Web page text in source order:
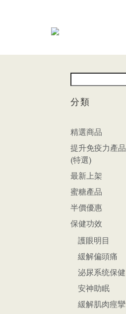
分類
精選商品
提升免疫力產品
(特選)
最新上架
蜜糖產品
半價優惠
保健功效
護眼明目
緩解偏頭痛
泌尿系统保健
安神助眠
緩解肌肉痙攣